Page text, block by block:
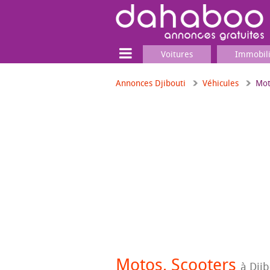
Voitures
Annonces Djibouti Véhicules
Motos, Scooters à